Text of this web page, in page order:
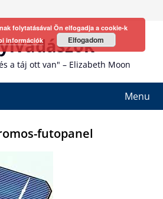
a táj ott van" – Elizabeth Moon
Menu
futopanel
folytatásával Ön elfogadja a cookie-k
információk Elfogadom